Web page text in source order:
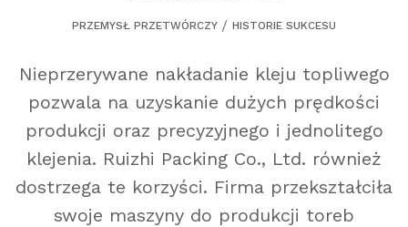
PRZEMYSŁ PRZETWÓRCZY HISTORIE SUKCESU
Nieprzerywane nakładanie kleju topliwego
pozwala na uzyskanie dużych prędkości
produkcji oraz precyzyjnego i jednolitego
klejenia. Ruizhi Packing Co., Ltd. również
dostrzega te korzyści. Firma przekształciła
swoje maszyny do produkcji toreb